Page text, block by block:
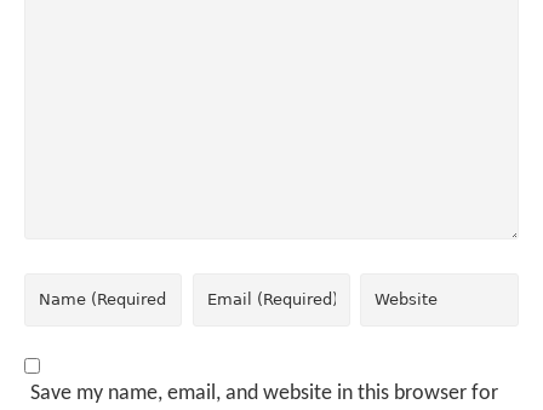
Save my name, email, and website in this browser for